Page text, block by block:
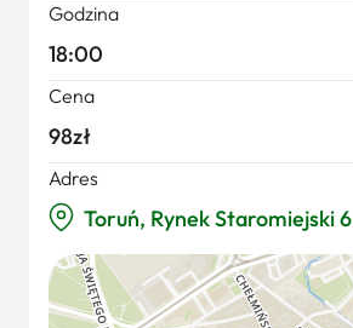
Godzina
18:00
Cena
98zł
Adres
Toruń, Rynek Staromiejski 6